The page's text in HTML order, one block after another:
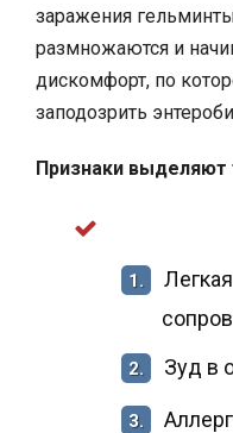
заражения
размножаются и
дискомфорт, по
заподозрить
Признаки выделяют
1.
2. Зуд в
3.